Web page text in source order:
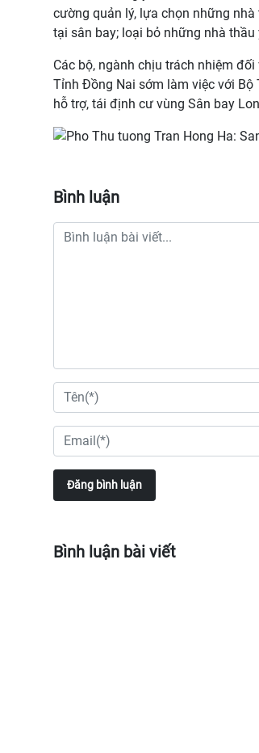
cường quản lý, lựa chọn những
tại sân bay; loại bỏ những nhà thầu
Các bộ, ngành chịu trách nhiệm
Tỉnh Đồng Nai sớm làm việc với
hỗ trợ, tái định cư vùng Sân bay
Bình luận
Đăng bình luận
Bình luận bài viết